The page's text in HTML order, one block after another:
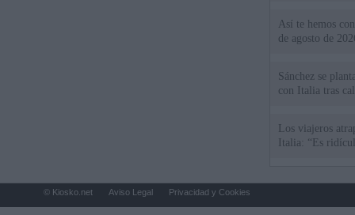
Así te hemos
de agosto de
Sánchez se
con Italia tras
Los viajeros
Italia: “Es
© Kiosko.net Aviso Legal Privacidad y Cookies